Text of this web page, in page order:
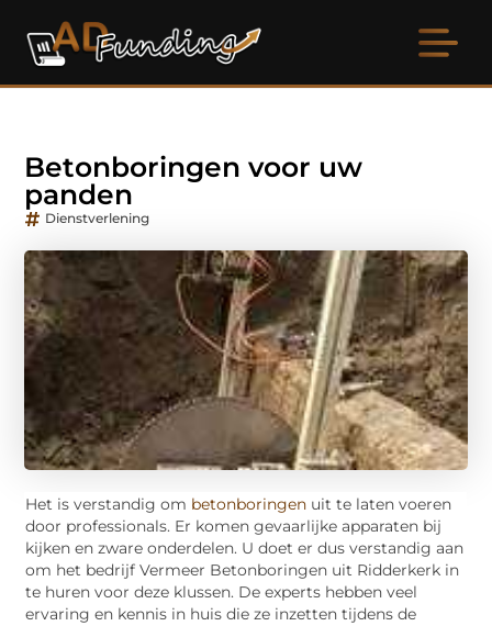
Betonboringen voor uw
panden
Dienstverlening
Het is verstandig om betonboringen uit te laten voeren
door professionals. Er komen gevaarlijke apparaten bij
kijken en zware onderdelen. U doet er dus verstandig aan
om het bedrijf Vermeer Betonboringen uit Ridderkerk in
te huren voor deze klussen. De experts hebben veel
ervaring en kennis in huis die ze inzetten tijdens de